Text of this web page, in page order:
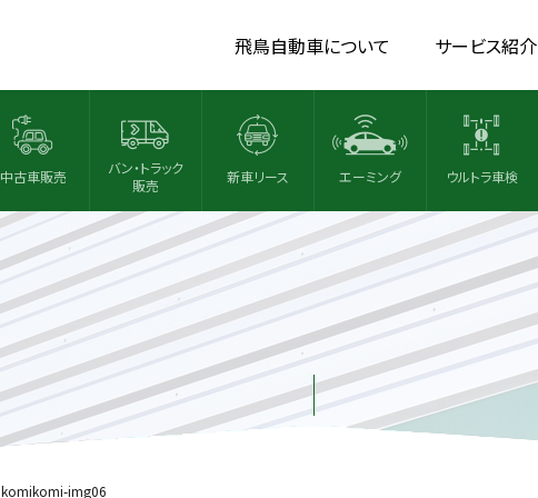
飛鳥自動車について サービス紹介
中古車販売
バン・トラック
販売
新車リース エーミング ウルトラ車検
komikomi-img06